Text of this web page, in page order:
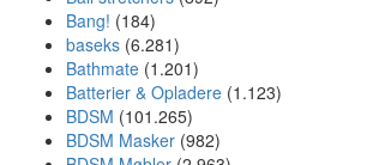
Bang! (184)
baseks (6.281)
Bathmate (1.201)
Batterier & Opladere (1.123)
BDSM (101.265)
BDSM Masker (982)